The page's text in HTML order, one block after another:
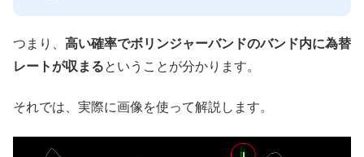
つまり、 高い確率でボリンジャーバンドのバンド内に為替
レートが収まるということが分かります。
それでは、実際に画像を使って解説します。